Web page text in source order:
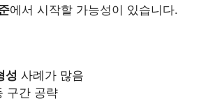
에서 시작할 가능성이 있습니다.
성 사례가 많음
구간 공략